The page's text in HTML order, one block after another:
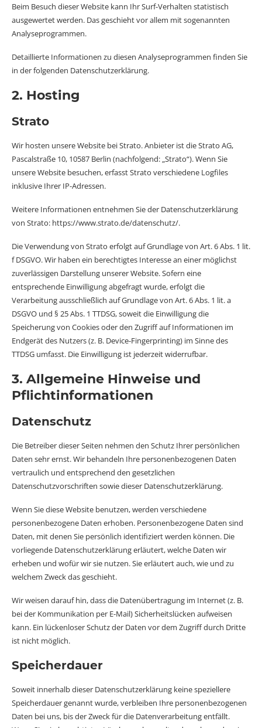
Beim Besuch dieser Website kann Ihr Surf-Verhalten statistisch
ausgewertet werden. Das geschieht vor allem mit sogenannten
Analyseprogrammen.
Detaillierte Informationen zu diesen Analyseprogrammen finden Sie
in der folgenden Datenschutzerklärung.
2. Hosting
Strato
Wir hosten unsere Website bei Strato. Anbieter ist die Strato AG,
Pascalstraße 10, 10587 Berlin (nachfolgend: „Strato“). Wenn Sie
unsere Website besuchen, erfasst Strato verschiedene Logfiles
inklusive Ihrer IP-Adressen.
Weitere Informationen entnehmen Sie der Datenschutzerklärung
von Strato: https://www.strato.de/datenschutz/.
Die Verwendung von Strato erfolgt auf Grundlage von Art. 6 Abs. 1 lit.
f DSGVO. Wir haben ein berechtigtes Interesse an einer möglichst
zuverlässigen Darstellung unserer Website. Sofern eine
entsprechende Einwilligung abgefragt wurde, erfolgt die
Verarbeitung ausschließlich auf Grundlage von Art. 6 Abs. 1 lit. a
DSGVO und § 25 Abs. 1 TTDSG, soweit die Einwilligung die
Speicherung von Cookies oder den Zugriff auf Informationen im
Endgerät des Nutzers (z. B. Device-Fingerprinting) im Sinne des
TTDSG umfasst. Die Einwilligung ist jederzeit widerrufbar.
3. Allgemeine Hinweise und
Pflicht­informationen
Datenschutz
Die Betreiber dieser Seiten nehmen den Schutz Ihrer persönlichen
Daten sehr ernst. Wir behandeln Ihre personenbezogenen Daten
vertraulich und entsprechend den gesetzlichen
Datenschutzvorschriften sowie dieser Datenschutzerklärung.
Wenn Sie diese Website benutzen, werden verschiedene
personenbezogene Daten erhoben. Personenbezogene Daten sind
Daten, mit denen Sie persönlich identifiziert werden können. Die
vorliegende Datenschutzerklärung erläutert, welche Daten wir
erheben und wofür wir sie nutzen. Sie erläutert auch, wie und zu
welchem Zweck das geschieht.
Wir weisen darauf hin, dass die Datenübertragung im Internet (z. B.
bei der Kommunikation per E-Mail) Sicherheitslücken aufweisen
kann. Ein lückenloser Schutz der Daten vor dem Zugriff durch Dritte
ist nicht möglich.
Speicherdauer
Soweit innerhalb dieser Datenschutzerklärung keine speziellere
Speicherdauer genannt wurde, verbleiben Ihre personenbezogenen
Daten bei uns, bis der Zweck für die Datenverarbeitung entfällt.